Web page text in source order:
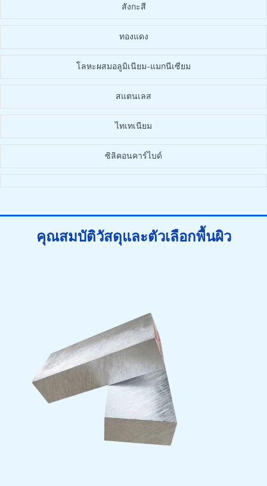
สังกะสี
ทองแดง
โลหะผสมอลูมิเนียม-แมกนีเซียม
สแตนเลส
ไทเทเนียม
ซิลิคอนคาร์ไบด์
คุณสมบัติวัสดุและตัวเลือกพื้นผิว